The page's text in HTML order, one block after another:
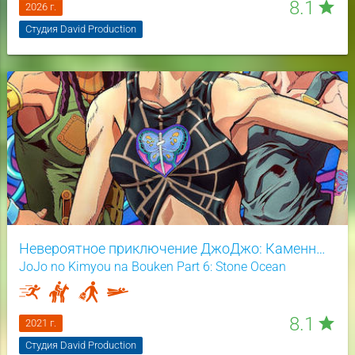
8.1 star
2026 г.
Студия David Production
Невероятное приключение ДжоДжо: Каменный океан
JoJo no Kimyou na Bouken Part 6: Stone Ocean
8.1 star
2021 г.
Студия David Production